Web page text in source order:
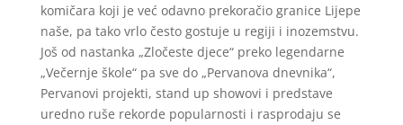
komičara koji je već odavno prekoračio granice Lijepe
naše, pa tako vrlo često gostuje u regiji i inozemstvu.
Još od nastanka „Zločeste djece“ preko legendarne
„Večernje škole“ pa sve do „Pervanova dnevnika“,
Pervanovi projekti, stand up showovi i predstave
uredno ruše rekorde popularnosti i rasprodaju se